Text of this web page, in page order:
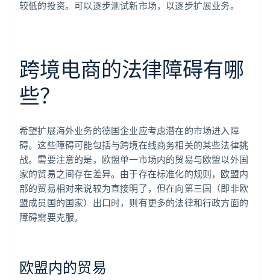
较低的投资。可以逐步测试新市场，以逐步扩展业务。
跨境电商的法律障碍有哪
些？
希望扩展海外业务的德国企业应考虑潜在的市场进入障
碍。这些障碍可能包括与跨境在线商务相关的某些法律挑
战。需要注意的是，欧盟单一市场内的贸易与欧盟以外国
家的贸易之间存在差异。由于存在标准化的规则，欧盟内
部的贸易相对来说较为直接明了，但在向第三国（即非欧
盟成员国的国家）出口时，则有更多的法律和行政方面的
障碍需要克服。
欧盟内的贸易